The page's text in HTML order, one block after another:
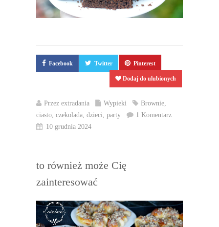
Facebook Twitter Pinterest
Dodaj do ulubionych
Przez extradania Wypieki Brownie
ciasto czekolada dzieci party
1 Komentarz
10 grudnia 2024
to również może Cię
zainteresować